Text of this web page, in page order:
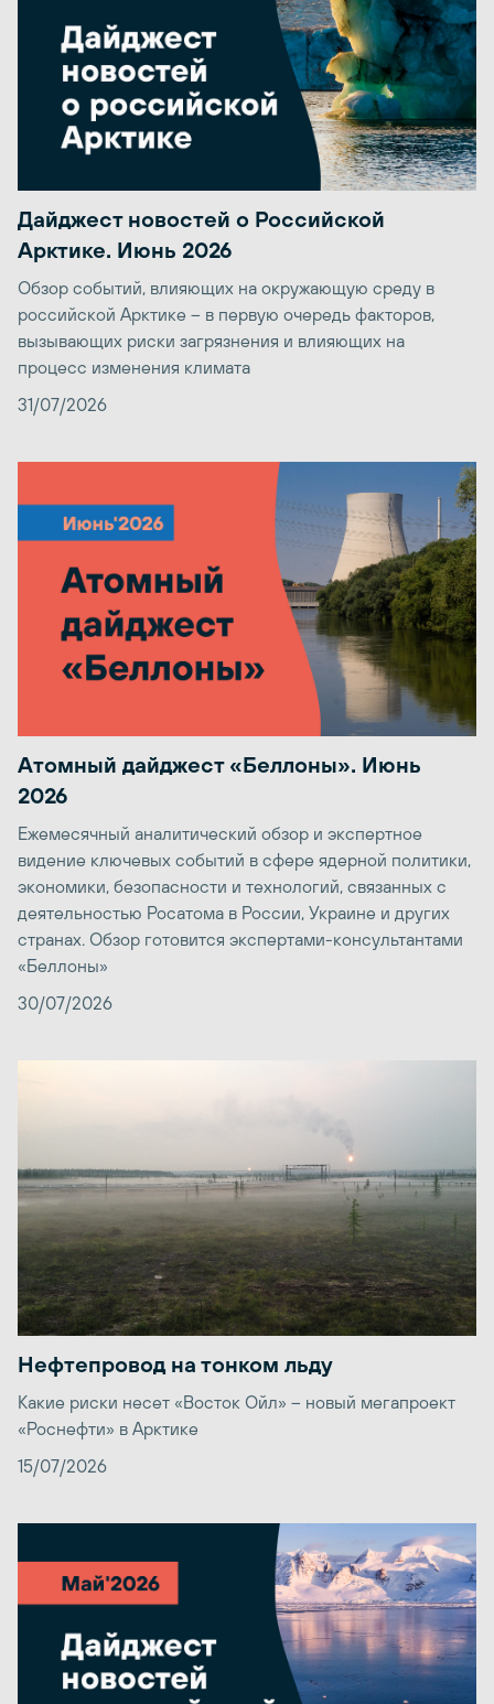
Дайджест новостей о Российской
Арктике. Июнь 2026
Обзор событий, влияющих на окружающую среду в
российской Арктике – в первую очередь факторов,
вызывающих риски загрязнения и влияющих на
процесс изменения климата
31/07/2026
Атомный дайджест «Беллоны». Июнь
2026
Ежемесячный аналитический обзор и экспертное
видение ключевых событий в сфере ядерной политики,
экономики, безопасности и технологий, связанных с
деятельностью Росатома в России, Украине и других
странах. Обзор готовится экспертами-консультантами
«Беллоны»
30/07/2026
Нефтепровод на тонком льду
Какие риски несет «Восток Ойл» – новый мегапроект
«Роснефти» в Арктике
15/07/2026